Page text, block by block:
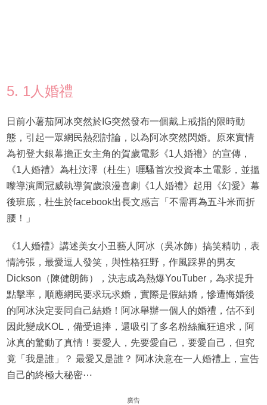
5. 1人婚禮
日前小薯茄阿冰突然於IG突然發布一個戴上戒指的限時動
態，引起一眾網民熱烈討論，以為阿冰突然閃婚。原來實情
為初登大銀幕擔正女主角的賀歲電影《1人婚禮》的宣傳，
《1人婚禮》為杜汶澤（杜生）喱騷首次投資本土電影，並搵
嚟導演周冠威執導賀歲浪漫喜劇《1人婚禮》起用《幻愛》幕
後班底，杜生於facebook出長文感言「不需再為五斗米而折
腰！」
《1人婚禮》講述美女小丑藝人阿冰（吳冰飾）搞笑精叻，表
情誇張，最愛逗人發笑，與性格狂野，作風踩界的男友
Dickson（陳健朗飾），決志成為熱爆YouTuber，為求提升
點擊率，順應網民要求玩求婚，實際是假結婚，慘遭悔婚後
的阿冰決定要同自己結婚！阿冰舉辦一個人的婚禮，估不到
因此變成KOL，備受追捧，還吸引了多名粉絲瘋狂追求，阿
冰真的驚動了真情！要愛人，先要愛自己，要愛自己，但究
竟「我是誰」？ 最愛又是誰？ 阿冰決意在一人婚禮上，宣告
自己的終極大秘密⋯
廣告